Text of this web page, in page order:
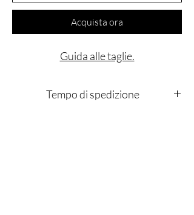
Acquista ora
Guida alle taglie.
Tempo di spedizione